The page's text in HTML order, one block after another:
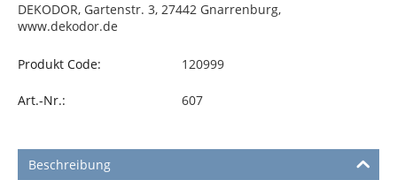
DEKODOR, Gartenstr. 3, 27442 Gnarrenburg,
www.dekodor.de
Produkt Code: 120999
Art.-Nr.: 607
Beschreibung